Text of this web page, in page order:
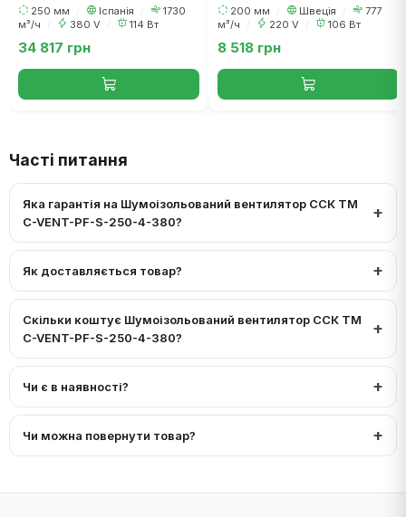
250 мм Іспанія
1730
м³/ч
380 V 114 Вт
34 817 грн
200 мм Швеція
777
м³/ч
220 V 106 Вт
8 518 грн
Часті питання
Яка гарантія на Шумоізольований вентилятор ССК ТМ
C-VENT-PF-S-250-4-380?
Як доставляється товар?
Скільки коштує Шумоізольований вентилятор ССК ТМ
C-VENT-PF-S-250-4-380?
Чи є в наявності?
Чи можна повернути товар?